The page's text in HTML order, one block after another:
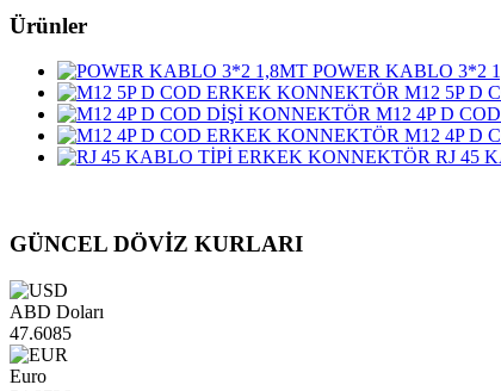
Ürünler
POWER KABLO 3*2
M12 5P D
M12 4P D
M12 4P D
RJ 45
GÜNCEL DÖVİZ KURLARI
ABD Doları
47.6085
Euro